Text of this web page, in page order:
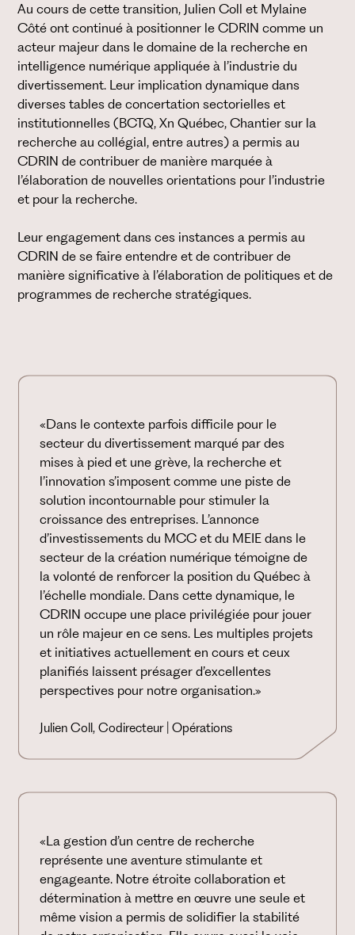
Au cours de cette transition, Julien Coll et Mylaine
Côté ont continué à positionner le CDRIN comme un
acteur majeur dans le domaine de la recherche en
intelligence numérique appliquée à l’industrie du
divertissement. Leur implication dynamique dans
diverses tables de concertation sectorielles et
institutionnelles (BCTQ, Xn Québec, Chantier sur la
recherche au collégial, entre autres) a permis au
CDRIN de contribuer de manière marquée à
l’élaboration de nouvelles orientations pour l’industrie
et pour la recherche.
Leur engagement dans ces instances a permis au
CDRIN de se faire entendre et de contribuer de
manière significative à l’élaboration de politiques et de
programmes de recherche stratégiques.
«Dans le contexte parfois difficile pour le
secteur du divertissement marqué par des
mises à pied et une grève, la recherche et
l’innovation s’imposent comme une piste de
solution incontournable pour stimuler la
croissance des entreprises. L’annonce
d’investissements du MCC et du MEIE dans le
secteur de la création numérique témoigne de
la volonté de renforcer la position du Québec à
l’échelle mondiale. Dans cette dynamique, le
CDRIN occupe une place privilégiée pour jouer
un rôle majeur en ce sens. Les multiples projets
et initiatives actuellement en cours et ceux
planifiés laissent présager d’excellentes
perspectives pour notre organisation.»
Julien Coll, Codirecteur | Opérations
«La gestion d’un centre de recherche
représente une aventure stimulante et
engageante. Notre étroite collaboration et
détermination à mettre en œuvre une seule et
même vision a permis de solidifier la stabilité